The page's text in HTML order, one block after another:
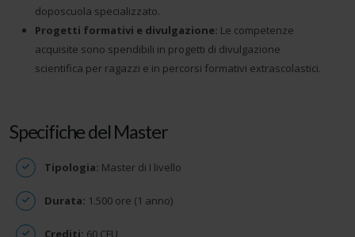
doposcuola specializzato.
Progetti formativi e divulgazione: Le competenze
acquisite sono spendibili in progetti di divulgazione
scientifica per ragazzi e in percorsi formativi extrascolastici.
Specifiche del Master
Tipologia: Master di I livello
Durata: 1.500 ore (1 anno)
Crediti: 60 CFU